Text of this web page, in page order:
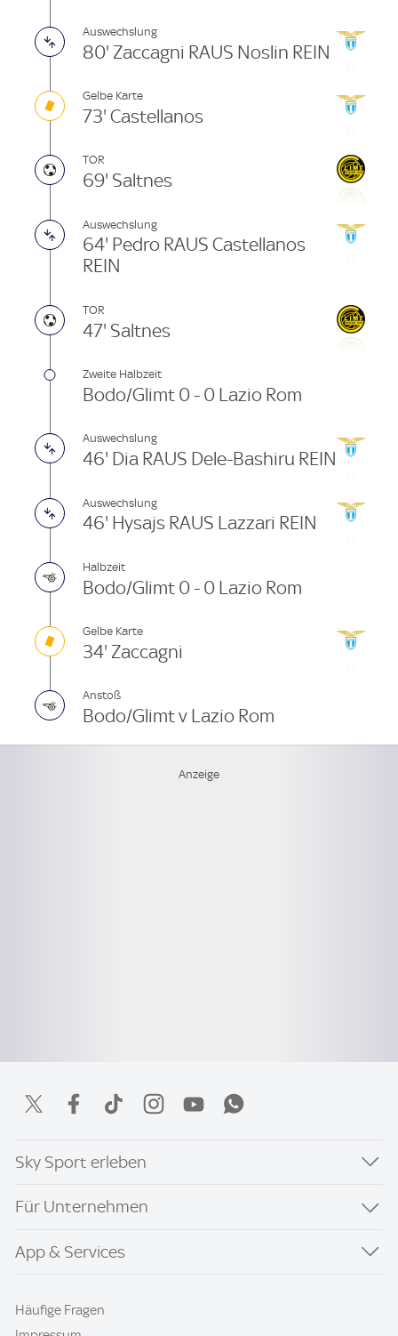
Auswechslung
80' Zaccagni RAUS Noslin REIN
Gelbe Karte
73' Castellanos
TOR
69' Saltnes
Auswechslung
64' Pedro RAUS Castellanos
REIN
TOR
47' Saltnes
Zweite Halbzeit
Bodo/Glimt 0 - 0 Lazio Rom
Auswechslung
46' Dia RAUS Dele-Bashiru REIN
Auswechslung
46' Hysajs RAUS Lazzari REIN
Halbzeit
Bodo/Glimt 0 - 0 Lazio Rom
Gelbe Karte
34' Zaccagni
Anstoß
Bodo/Glimt v Lazio Rom
Sky Sport erleben
Für Unternehmen
App & Services
Häufige Fragen